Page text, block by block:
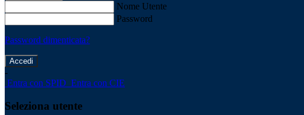
Nome Utente
Password
Password dimenticata?
-
Entra con SPID Entra con CIE
Seleziona utente